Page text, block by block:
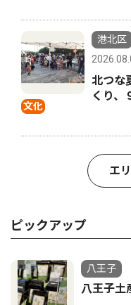
文化
港北区
北つな
くり、
エ
ピックアップ
八王子
八王子土